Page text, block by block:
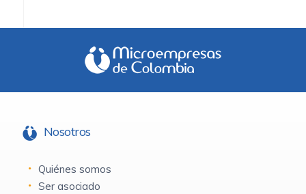
Nosotros
Quiénes somos
Ser asociado